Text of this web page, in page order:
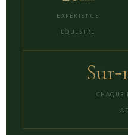
EXPÉRIENCE
ÉQUESTRE
CHAQUE